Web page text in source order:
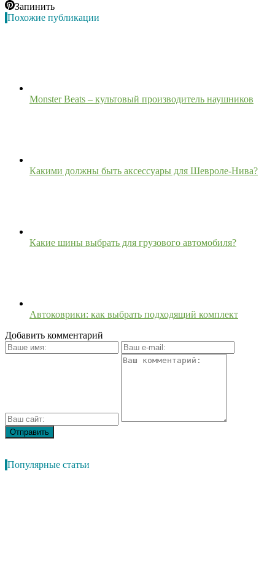
Запинить
Похожие публикации
Monster Beats – культовый производитель наушников
Какими должны быть аксессуары для Шевроле-Нива?
Какие шины выбрать для грузового автомобиля?
Автоковрики: как выбрать подходящий комплект
Добавить комментарий
Популярные статьи